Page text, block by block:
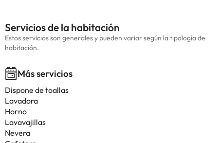
Servicios de la habitación
Estos servicios son generales y pueden variar según la tipología de
habitación.
Más servicios
Dispone de toallas
Lavadora
Horno
Lavavajillas
Nevera